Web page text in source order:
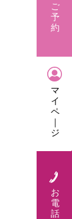
ご
予
約
マ
イ
ペ
｜
ジ
お
電
話